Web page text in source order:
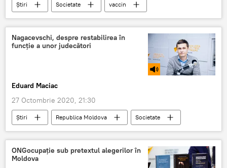
Știri Societate
vaccin
China
ambasador
Nagacevschi, despre restabilirea în
funcție a unor judecători
Eduard Maciac
27 Octombrie 2020, 21:30
Știri Republica Moldova
Societate
Podcasturi
Podcasturi
Nagacevschi
judecatori
ONGocupație sub pretextul alegerilor în
Moldova